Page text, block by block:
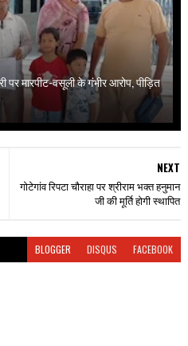
मारपीट-वसूली के गंभीर आरोप, पीड़ित
NEXT
गोटेगांव रिपटा चौराहा पर श्रीराम भक्त हनुमान
जी की मूर्ति होगी स्थापित
BLOGGER DISQUS FACEBOOK